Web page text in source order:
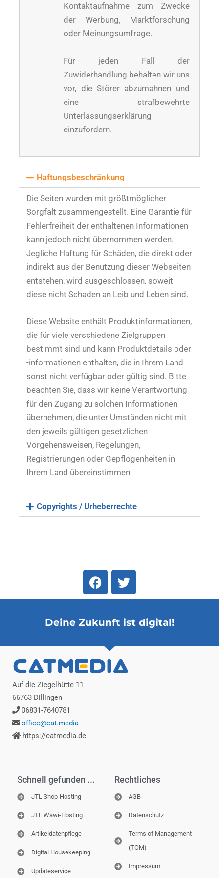
Kontaktaufnahme zum Zwecke
der Werbung, Marktforschung
oder Meinungsumfrage.
Für jeden Fall der
Zuwiderhandlung behalten wir uns
vor, die Störer abzumahnen und
eine strafbewehrte
Unterlassungserklärung
einzufordern.
Haftungsbeschränkung
Die Seiten wurden mit größtmöglicher
Sorgfalt zusammengestellt. Eine Garantie für
Fehlerfreiheit der enthaltenen Informationen
kann jedoch nicht übernommen werden.
Jegliche Haftung für Schäden, die direkt oder
indirekt aus der Benutzung dieser Webseiten
entstehen, wird ausgeschlossen, soweit
diese nicht Schaden an Leib und Leben sind.
Diese Website enthält Produktinformationen,
die für viele verschiedene Zielgruppen
bestimmt sind und kann Produktdetails oder
-informationen enthalten, die in Ihrem Land
sonst nicht verfügbar oder gültig sind. Bitte
beachten Sie, dass wir keine Verantwortung
für den Zugang zu solchen Informationen
übernehmen, die unter Umständen nicht mit
den jeweils gültigen gesetzlichen
Vorgehensweisen, Regelungen,
Registrierungen oder Gepflogenheiten in
Ihrem Land übereinstimmen.
Copyrights / Urheberrechte
F
a
c
b
o
k
T
w
i
t
r
Deine Zukunft ist digital!
Auf die Ziegelhütte 11
66763 Dillingen
06831-7640781
office@cat.media
https://catmedia.de
Schnell gefunden ...
JTL Shop-Hosting
JTL Wawi-Hosting
Artikeldatenpflege
Digital Housekeeping
Updateservice
Rechtliches
AGB
Datenschutz
Terms of Management
(TOM)
Impressum